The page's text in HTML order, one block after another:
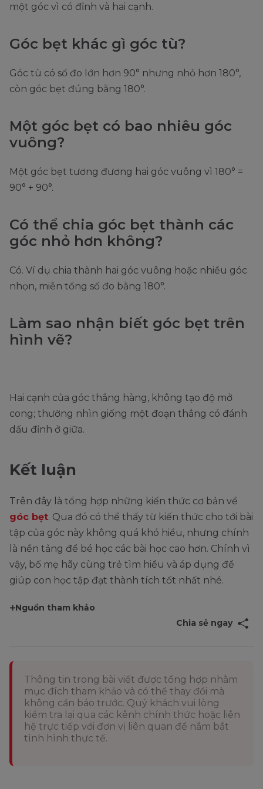
một góc vì có đỉnh và hai cạnh.
Góc bẹt khác gì góc tù?
Góc tù có số đo lớn hơn 90° nhưng nhỏ hơn 180°,
còn góc bẹt đúng bằng 180°.
Một góc bẹt có bao nhiêu góc
vuông?
Một góc bẹt tương đương hai góc vuông vì 180° =
90° + 90°.
Có thể chia góc bẹt thành các
góc nhỏ hơn không?
Có. Ví dụ chia thành hai góc vuông hoặc nhiều góc
nhọn, miễn tổng số đo bằng 180°.
Làm sao nhận biết góc bẹt trên
hình vẽ?
Hai cạnh của góc thẳng hàng, không tạo độ mở
cong; thường nhìn giống một đoạn thẳng có đánh
dấu đỉnh ở giữa.
Kết luận
Trên đây là tổng hợp những kiến thức cơ bản về
góc bẹt. Qua đó có thể thấy từ kiến thức cho tới bài
tập của góc này không quá khó hiểu, nhưng chính
là nền tảng để bé học các bài học cao hơn. Chính vì
vậy, bố mẹ hãy cùng trẻ tìm hiểu và áp dụng để
giúp con học tập đạt thành tích tốt nhất nhé.
Nguồn tham khảo
Chia sẻ ngay
Thông tin trong bài viết được tổng hợp nhằm
mục đích tham khảo và có thể thay đổi mà
không cần báo trước. Quý khách vui lòng
kiểm tra lại qua các kênh chính thức hoặc liên
hệ trực tiếp với đơn vị liên quan để nắm bắt
tình hình thực tế.